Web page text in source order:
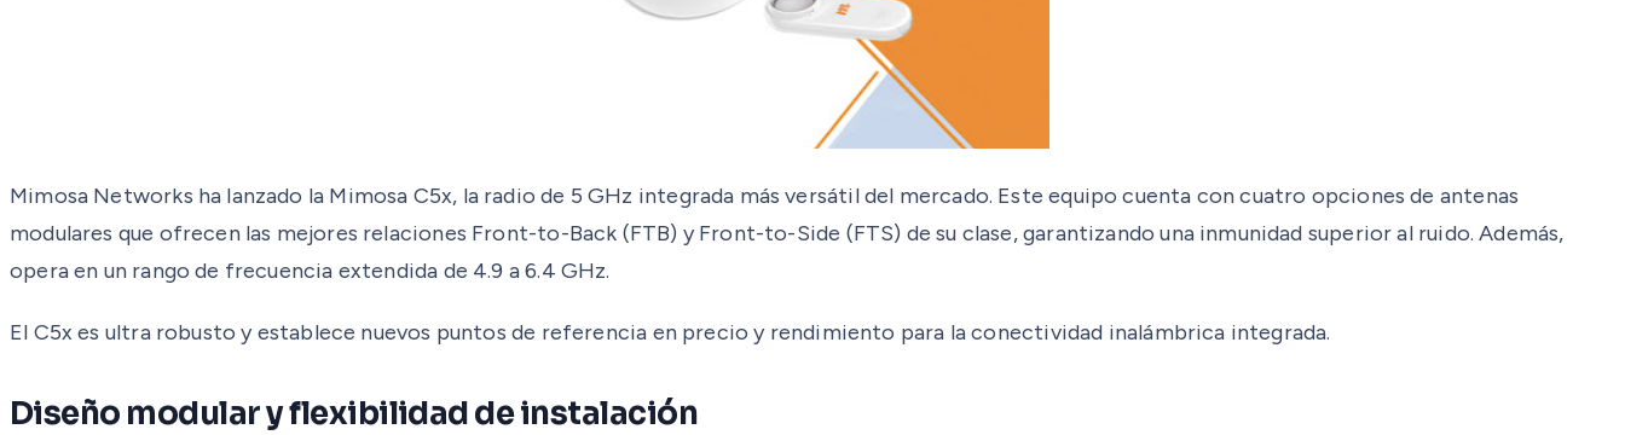
Mimosa Networks ha lanzado la Mimosa C5x, la radio de 5 GHz integrada más versátil del mercado. Este equipo cuenta con cuatro opciones de antenas
modulares que ofrecen las mejores relaciones Front-to-Back (FTB) y Front-to-Side (FTS) de su clase, garantizando una inmunidad superior al ruido. Además,
opera en un rango de frecuencia extendida de 4.9 a 6.4 GHz.
El C5x es ultra robusto y establece nuevos puntos de referencia en precio y rendimiento para la conectividad inalámbrica integrada.
Diseño modular y flexibilidad de instalación